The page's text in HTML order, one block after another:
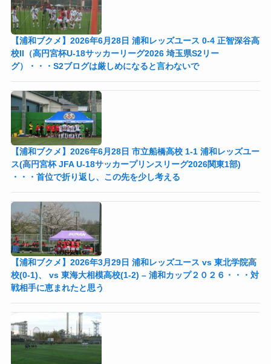
【浦和ブクメ】2026年6月28日 浦和レッズユース 0-4 正智深谷高
校II（高円宮杯U-18サッカーリーグ2026 埼玉県S2リー
グ）・・・S2ブログは厳しめになると言わないで
【浦和ブクメ】2026年6月28日 市立船橋高校 1-1 浦和レッズユー
ス(高円宮杯 JFA U-18サッカープリンスリーグ2026関東1部)
・・・首位で折り返し、この先を少し考える
【浦和ブクメ】2026年3月29日 浦和レッズユース vs 東北学院高
校(0-1)、 vs 東海大相模高校(1-2) – 浦和カップ２０２６・・・対
戦相手に恵まれたと思う